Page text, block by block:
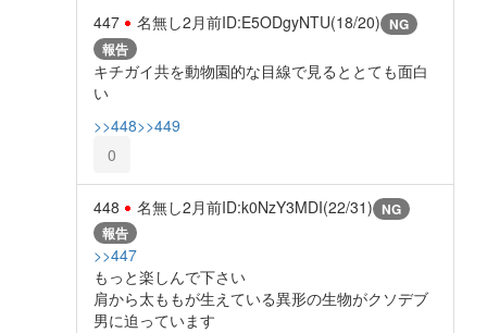
447 名無し2月前ID:E5ODgyNTU(18/20) NG
報告
キチガイ共を動物園的な目線で見るととても面白
い
>>448>>449
0
448 名無し2月前ID:k0NzY3MDI(22/31) NG
報告
>>447
もっと楽しんで下さい
肩から太ももが生えている異形の生物がクソデブ
男に迫っています